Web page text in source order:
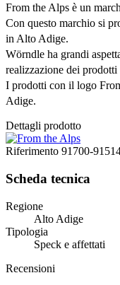
From the Alps è un
Con questo marchio si
in Alto Adige.
Wörndle ha grandi
realizzazione dei
I prodotti con il logo
Adige.
Dettagli prodotto
Riferimento 91700-
Scheda tecnica
Regione
Alto Adige
Tipologia
Speck e affettati
Recensioni